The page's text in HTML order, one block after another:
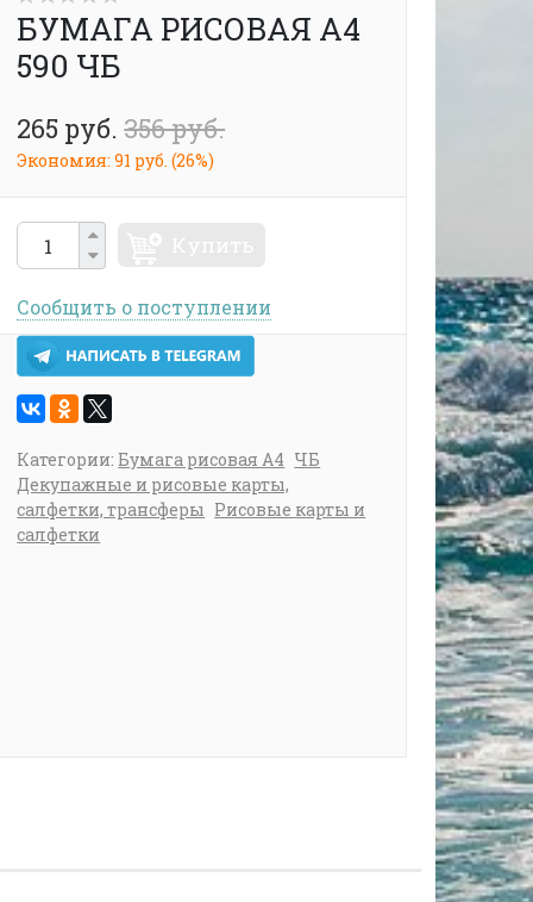
БУМАГА РИСОВАЯ А4
590 ЧБ
265 руб. 356 руб.
Экономия:91 руб. (26%)
Сообщить о поступлении
Категории:Бумага рисовая А4 ЧБ
Декупажные и рисовые карты,
салфетки, трансферы Рисовые карты и
салфетки